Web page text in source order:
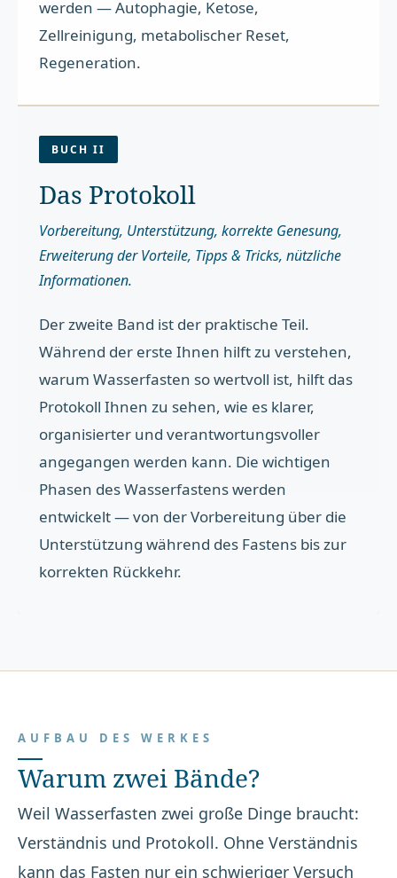
werden — Autophagie, Ketose,
Zellreinigung, metabolischer Reset,
Regeneration.
BUCH II
Das Protokoll
Vorbereitung, Unterstützung, korrekte Genesung,
Erweiterung der Vorteile, Tipps & Tricks, nützliche
Informationen.
Der zweite Band ist der praktische Teil.
Während der erste Ihnen hilft zu verstehen,
warum Wasserfasten so wertvoll ist, hilft das
Protokoll Ihnen zu sehen, wie es klarer,
organisierter und verantwortungsvoller
angegangen werden kann. Die wichtigen
Phasen des Wasserfastens werden
entwickelt — von der Vorbereitung über die
Unterstützung während des Fastens bis zur
korrekten Rückkehr.
AUFBAU DES WERKES
Warum zwei Bände?
Weil Wasserfasten zwei große Dinge braucht:
Verständnis und Protokoll. Ohne Verständnis
kann das Fasten nur ein schwieriger Versuch